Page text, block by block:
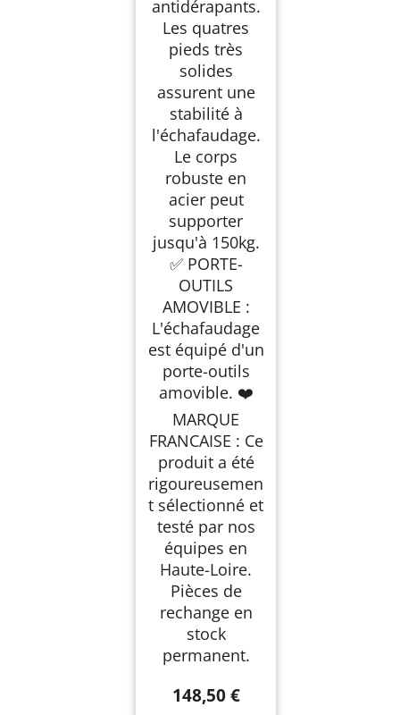
antidérapants.
Les quatres
pieds très
solides
assurent une
stabilité à
l'échafaudage.
Le corps
robuste en
acier peut
supporter
jusqu'à 150kg.
✅ PORTE-
OUTILS
AMOVIBLE :
L'échafaudage
est équipé d'un
porte-outils
amovible. ❤️
MARQUE
FRANCAISE : Ce
produit a été
rigoureusemen
t sélectionné et
testé par nos
équipes en
Haute-Loire.
Pièces de
rechange en
stock
permanent.
148,50 €